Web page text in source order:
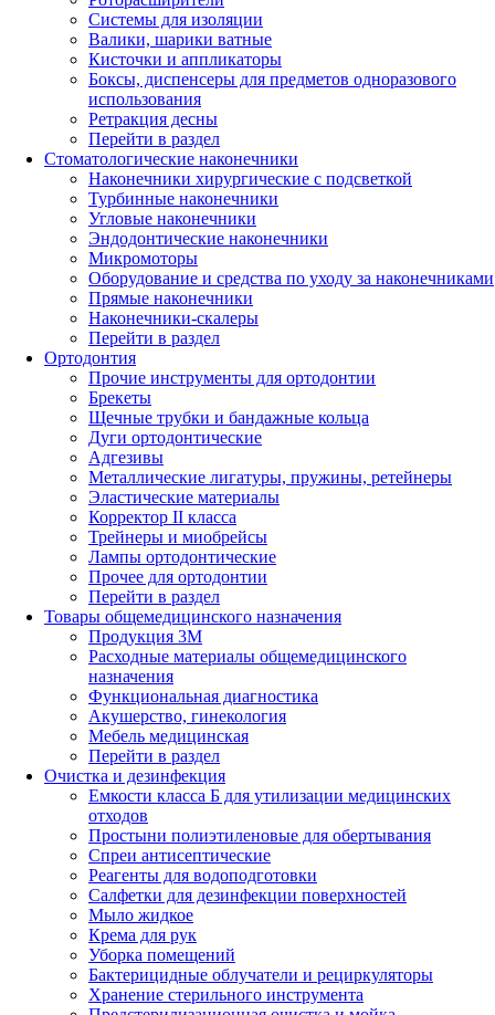
Системы для изоляции
Валики, шарики ватные
Кисточки и аппликаторы
Боксы, диспенсеры для предметов одноразового
использования
Ретракция десны
Перейти в раздел
Стоматологические наконечники
Наконечники хирургические с подсветкой
Турбинные наконечники
Угловые наконечники
Эндодонтические наконечники
Микромоторы
Оборудование и средства по уходу за наконечниками
Прямые наконечники
Наконечники-скалеры
Перейти в раздел
Ортодонтия
Прочие инструменты для ортодонтии
Брекеты
Щечные трубки и бандажные кольца
Дуги ортодонтические
Адгезивы
Металлические лигатуры, пружины, ретейнеры
Эластические материалы
Корректор II класса
Трейнеры и миобрейсы
Лампы ортодонтические
Прочее для ортодонтии
Перейти в раздел
Товары общемедицинского назначения
Продукция 3М
Расходные материалы общемедицинского
назначения
Функциональная диагностика
Акушерство, гинекология
Мебель медицинская
Перейти в раздел
Очистка и дезинфекция
Емкости класса Б для утилизации медицинских
отходов
Простыни полиэтиленовые для обертывания
Спреи антисептические
Реагенты для водоподготовки
Салфетки для дезинфекции поверхностей
Мыло жидкое
Крема для рук
Уборка помещений
Бактерицидные облучатели и рециркуляторы
Хранение стерильного инструмента